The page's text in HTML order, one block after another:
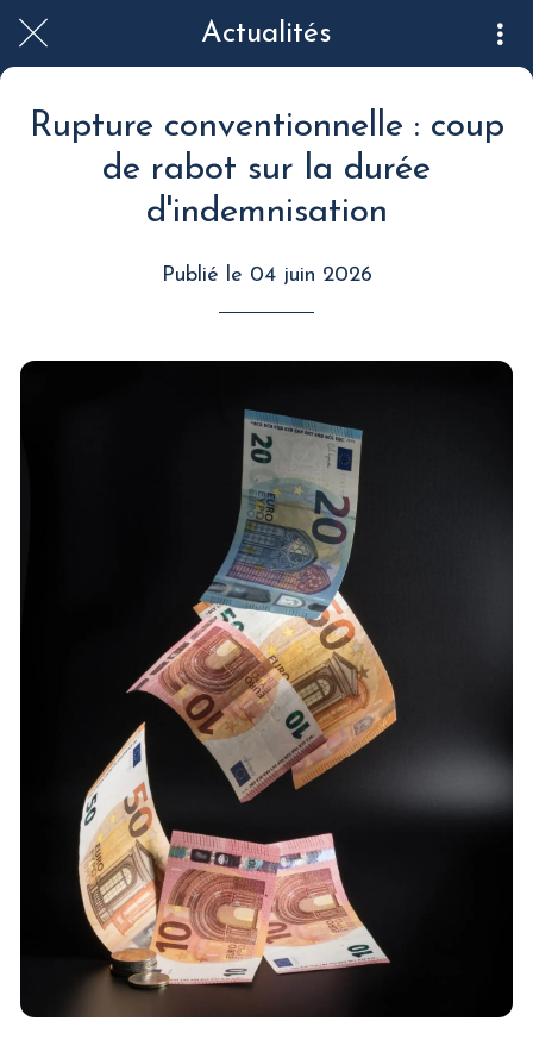
Actualités
Rupture conventionnelle : coup
de rabot sur la durée
d'indemnisation
Publié le 04 juin 2026